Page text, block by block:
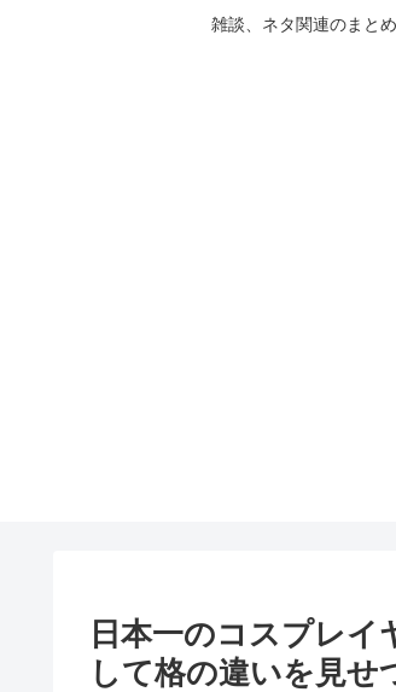
雑談、ネタ関連のまと
日本一のコスプレ
して格の違いを見